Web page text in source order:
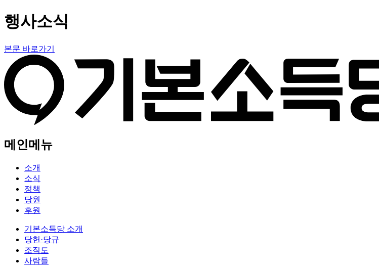
행사소식
본문 바로가기
메인메뉴
소개
소식
정책
당원
후원
기본소득당 소개
당헌·당규
조직도
사람들